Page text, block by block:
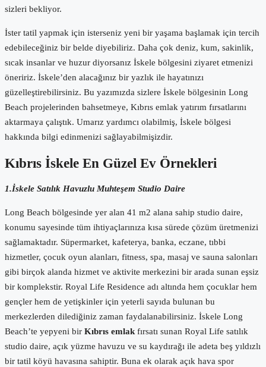
sizleri bekliyor.
İster tatil yapmak için isterseniz yeni bir yaşama başlamak için tercih
edebileceğiniz bir belde diyebiliriz. Daha çok deniz, kum, sakinlik,
sıcak insanlar ve huzur diyorsanız İskele bölgesini ziyaret etmenizi
öneririz. İskele’den alacağınız bir yazlık ile hayatınızı
güzelleştirebilirsiniz. Bu yazımızda sizlere İskele bölgesinin Long
Beach projelerinden bahsetmeye, Kıbrıs emlak yatırım fırsatlarını
aktarmaya çalıştık. Umarız yardımcı olabilmiş, İskele bölgesi
hakkında bilgi edinmenizi sağlayabilmişizdir.
Kıbrıs İskele En Güzel Ev Örnekleri
1.İskele Satılık Havuzlu Muhteşem Studio Daire
Long Beach bölgesinde yer alan 41 m2 alana sahip studio daire,
konumu sayesinde tüm ihtiyaçlarınıza kısa sürede çözüm üretmenizi
sağlamaktadır. Süpermarket, kafeterya, banka, eczane, tıbbi
hizmetler, çocuk oyun alanları, fitness, spa, masaj ve sauna salonları
gibi birçok alanda hizmet ve aktivite merkezini bir arada sunan eşsiz
bir komplekstir. Royal Life Residence adı altında hem çocuklar hem
gençler hem de yetişkinler için yeterli sayıda bulunan bu
merkezlerden dilediğiniz zaman faydalanabilirsiniz. İskele Long
Beach’te yepyeni bir Kıbrıs emlakfırsatı sunan Royal Life satılık
studio daire, açık yüzme havuzu ve su kaydırağı ile adeta beş yıldızlı
bir tatil köyü havasına sahiptir. Buna ek olarak açık hava spor